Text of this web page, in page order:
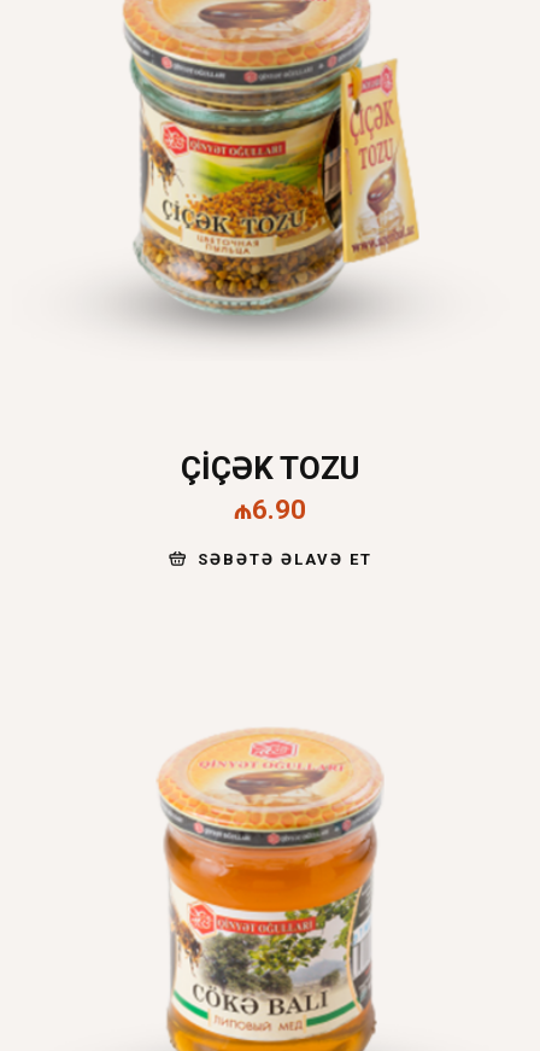
ÇIÇƏK TOZU
₼6.90
SƏBƏTƏ ƏLAVƏ ET